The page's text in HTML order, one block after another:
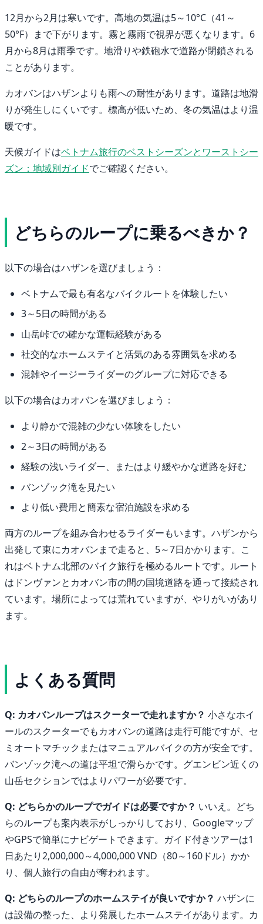
12月から2月は寒いです。高地の気温は5～10°C（41～
50°F）まで下がります。霧と霧雨で視界が悪くなります。6
月から8月は雨季です。地滑りや鉄砲水で道路が閉鎖される
ことがあります。
カオバンはハザンよりも雨への耐性があります。道路は地滑
りが発生しにくいです。標高が低いため、冬の気温はより温
暖です。
天候ガイドはベトナム旅行のベストシーズンとワーストシー
ズン：地域別ガイドでご確認ください。
どちらのループに乗るべきか？
以下の場合はハザンを選びましょう：
ベトナムで最も有名なバイクルートを体験したい
3～5日の時間がある
山岳峠での確かな運転経験がある
社交的なホームステイと活気のある雰囲気を求める
混雑やイージーライダーのグループに対応できる
以下の場合はカオバンを選びましょう：
より静かで混雑の少ない体験をしたい
2～3日の時間がある
経験の浅いライダー、またはより緩やかな道路を好む
バンゾック滝を見たい
より低い費用と簡素な宿泊施設を求める
両方のループを組み合わせるライダーもいます。ハザンから
出発して東にカオバンまで走ると、5～7日かかります。こ
れはベトナム北部のバイク旅行を極めるルートです。ルート
はドンヴァンとカオバン市の間の国境道路を通って接続され
ています。場所によっては荒れていますが、やりがいがあり
ます。
よくある質問
Q: カオバンループはスクーターで走れますか？ 小さなホイ
ールのスクーターでもカオバンの道路は走行可能ですが、セ
ミオートマチックまたはマニュアルバイクの方が安全です。
バンゾック滝への道は平坦で滑らかです。グエンビン近くの
山岳セクションではよりパワーが必要です。
Q: どちらかのループでガイドは必要ですか？ いいえ。どち
らのループも案内表示がしっかりしており、Googleマップ
やGPSで簡単にナビゲートできます。ガイド付きツアーは1
日あたり2,000,000～4,000,000 VND（80～160ドル）かか
り、個人旅行の自由が奪われます。
Q: どちらのループのホームステイが良いですか？ ハザンに
は設備の整った、より発展したホームステイがあります。カ